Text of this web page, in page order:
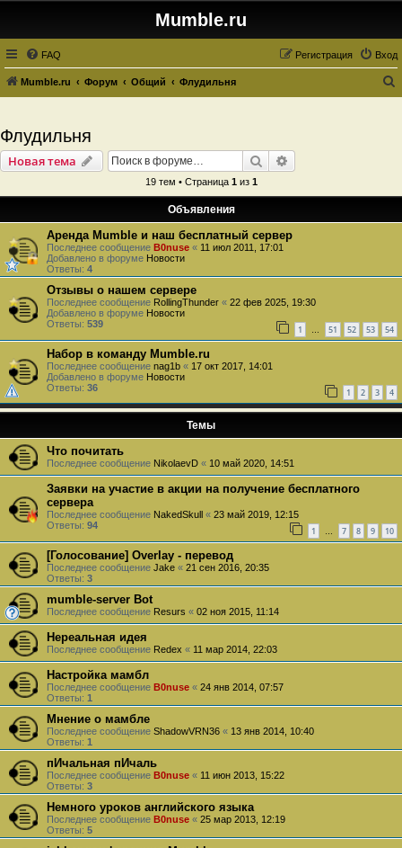
Mumble.ru
FAQ Вход
Регистрация
Mumble.ru Форум Общий Флудильня
Флудильня
Новая тема Поиск
19 тем • Страница 1из 1
Объявления
Аренда Mumble и наш бесплатный сервер
Последнее сообщение B0nuse « 11 июл 2011, 17:01
Добавлено в форуме Новости
Ответы: 4
Отзывы о нашем сервере
Последнее сообщение RollingThunder « 22 фев 2025, 19:30
Добавлено в форуме Новости
Ответы: 539 1 … 51 52 53 54
Набор в команду Mumble.ru
Последнее сообщение nag1b « 17 окт 2017, 14:01
Добавлено в форуме Новости
Ответы: 36 1 2 3 4
Темы
Что почитать
Последнее сообщение NikolaevD « 10 май 2020, 14:51
Заявки на участие в акции на получение бесплатного
сервера
Последнее сообщение NakedSkull « 23 май 2019, 12:15
Ответы: 94 1 … 7 8 9 10
[Голосование] Overlay - перевод
Последнее сообщение Jake « 21 сен 2016, 20:35
Ответы: 3
mumble-server Bot
Последнее сообщение Resurs « 02 ноя 2015, 11:14
Нереальная идея
Последнее сообщение Redex « 11 мар 2014, 22:03
Настройка мамбл
Последнее сообщение B0nuse « 24 янв 2014, 07:57
Ответы: 1
Мнение о мамбле
Последнее сообщение ShadowVRN36 « 13 янв 2014, 10:40
Ответы: 1
пИчальная пИчаль
Последнее сообщение B0nuse « 11 июн 2013, 15:22
Ответы: 3
Немного уроков английского языка
Последнее сообщение B0nuse « 25 мар 2013, 12:19
Ответы: 5